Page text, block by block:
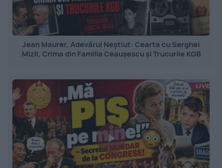
Jean Maurer, Adevărul Neștiut: Cearta cu Serghei
Mizil, Crima din Familia Ceaușescu și Trucurile KGB